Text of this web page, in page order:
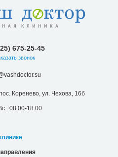
675-25-45
звонок
Коренево, ул. Чехова, 16б
08:00-18:00